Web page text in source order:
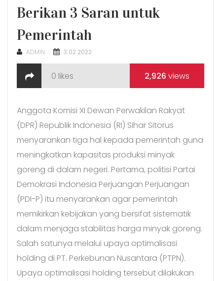
Berikan 3 Saran untuk
Pemerintah
ADMIN
POSTED
3.02.2022
0 likes 2,926 views
Anggota Komisi XI Dewan Perwakilan Rakyat
(DPR) Republik Indonesia (RI) Sihar Sitorus
menyarankan tiga hal kepada pemerintah guna
meningkatkan kapasitas produksi minyak
goreng di dalam negeri. Pertama, politisi Partai
Demokrasi Indonesia Perjuangan Perjuangan
(PDI-P) itu menyarankan agar pemerintah
memikirkan kebijakan yang bersifat sistematik
dalam menjaga stabilitas harga minyak goreng.
Salah satunya melalui upaya optimalisasi
holding di PT. Perkebunan Nusantara (PTPN).
Upaya optimalisasi holding tersebut dilakukan